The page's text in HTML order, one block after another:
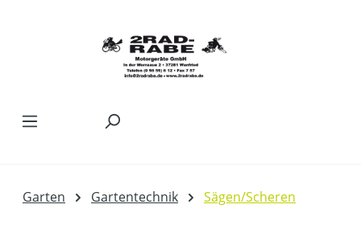
Garten Gartentechnik Sägen/Scheren